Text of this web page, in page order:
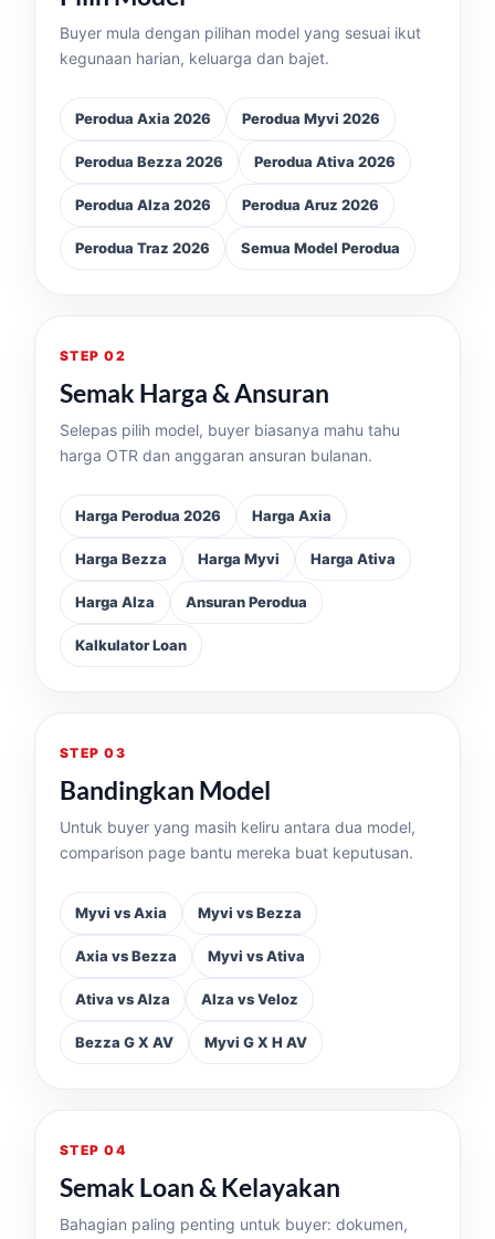
Buyer mula dengan pilihan model yang sesuai ikut
kegunaan harian, keluarga dan bajet.
Perodua Axia 2026 Perodua Myvi 2026
Perodua Bezza 2026 Perodua Ativa 2026
Perodua Alza 2026 Perodua Aruz 2026
Perodua Traz 2026 Semua Model Perodua
STEP 02
Semak Harga & Ansuran
Selepas pilih model, buyer biasanya mahu tahu
harga OTR dan anggaran ansuran bulanan.
Harga Perodua 2026 Harga Axia
Harga Bezza Harga Myvi Harga Ativa
Harga Alza Ansuran Perodua
Kalkulator Loan
STEP 03
Bandingkan Model
Untuk buyer yang masih keliru antara dua model,
comparison page bantu mereka buat keputusan.
Myvi vs Axia Myvi vs Bezza
Axia vs Bezza Myvi vs Ativa
Ativa vs Alza Alza vs Veloz
Bezza G X AV Myvi G X H AV
STEP 04
Semak Loan & Kelayakan
Bahagian paling penting untuk buyer: dokumen,